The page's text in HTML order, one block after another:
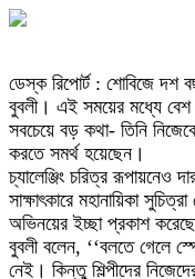
ডেস্ক রিপোর্ট : শোবিজে দশ
বুবলী। এই সময়ের মধ্যে বেশ
সবচেয়ে বড় কথা- তিনি
করতে সমর্থ হয়েছেন।
চ্যালেঞ্জিং চরিত্র
সাক্ষাৎকারে মহানায়িকা
অভিনয়ের ইচ্ছা প্রকাশ
বুবলী বলেন, ‘‘বলতে গেলে
নেই। কিন্তু শিল্পীদের